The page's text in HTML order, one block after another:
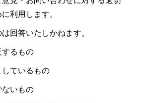
利用します。
回答いたしかねます。
するもの
ているもの
ないもの